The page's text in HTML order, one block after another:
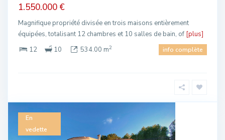
1.550.000 €
Magnifique propriété divisée en trois maisons entièrement
équipées, totalisant 12 chambres et 10 salles de bain, of [plus]
12
10 534.00 m2 info complète
En
vedette